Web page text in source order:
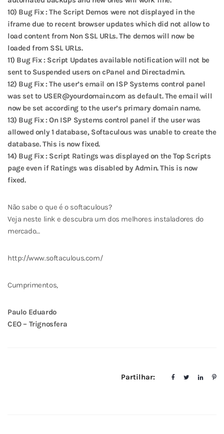
10) Bug Fix : The Script Demos were not displayed in the
iframe due to recent browser updates which did not allow to
load content from Non SSL URLs. The demos will now be
loaded from SSL URLs.
11) Bug Fix : Script Updates available notification will not be
sent to Suspended users on cPanel and Directadmin.
12) Bug Fix : The user’s email on ISP Systems control panel
was set to USER@yourdomain.com as default. The email will
now be set according to the user’s primary domain name.
13) Bug Fix : On ISP Systems control panel if the user was
allowed only 1 database, Softaculous was unable to create the
database. This is now fixed.
14) Bug Fix : Script Ratings was displayed on the Top Scripts
page even if Ratings was disabled by Admin. This is now
fixed.
Não sabe o que é o softaculous?
Veja neste link e descubra um dos melhores instaladores do
mercado…
http://www.softaculous.com/
Cumprimentos,
Paulo Eduardo
CEO – Trignosfera
Partilhar: